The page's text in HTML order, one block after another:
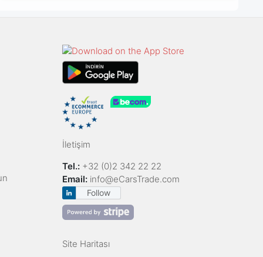
İletişim
Tel.: +32 (0)2 342 22 22
Email: info@eCarsTrade.com
Follow
Site Haritası